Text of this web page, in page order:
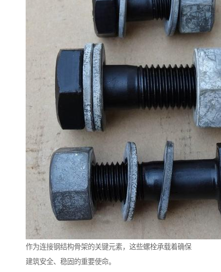
作为连接钢结构骨架的关键元素，这些螺栓承载着确保
建筑安全、稳固的重要使命。